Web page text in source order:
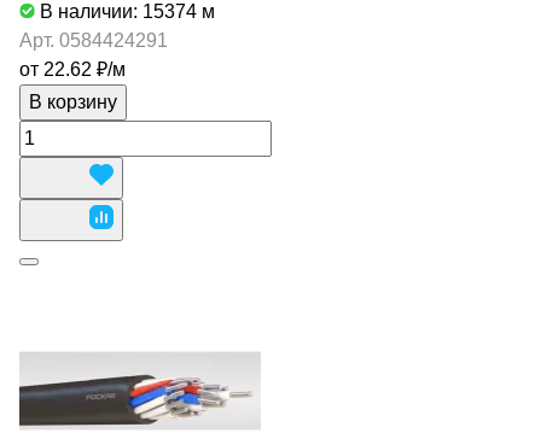
В наличии: 15374 м
Арт. 0584424291
от 22.62 ₽/м
В корзину